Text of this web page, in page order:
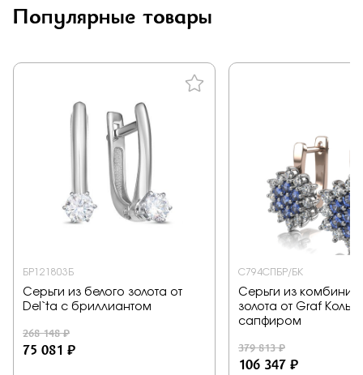
Популярные товары
БР121803Б
Серьги из белого золота от
Del`ta с бриллиантом
268 148 ₽
75 081 ₽
С794СПБР/БК
Серьги из
золота от Graf
сапфиром
379 813 ₽
106 347 ₽